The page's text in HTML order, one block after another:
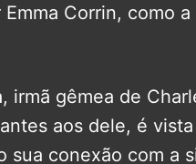
Corrin, como
irmã gêmea de
aos dele, é
sua conexão com a